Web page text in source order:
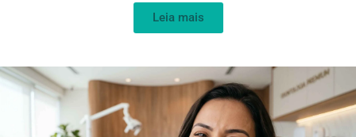
Leia mais